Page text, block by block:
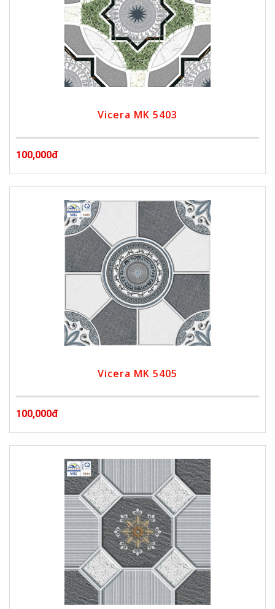
Vicera MK 5403
100,000đ
Vicera MK 5405
100,000đ